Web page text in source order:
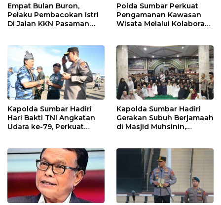
Empat Bulan Buron,
Pelaku Pembacokan Istri
Di Jalan KKN Pasaman
Pasbar Di Provinsi
Sumatera Utara
Polda Sumbar Perkuat
Pengamanan Kawasan
Wisata Melalui Kolaborasi
Kapolda Sumbar Hadiri
Hari Bakti TNI Angkatan
Udara ke-79, Perkuat
Kapolda Sumbar Hadiri
Gerakan Subuh Berjamaah
di Masjid Muhsinin,